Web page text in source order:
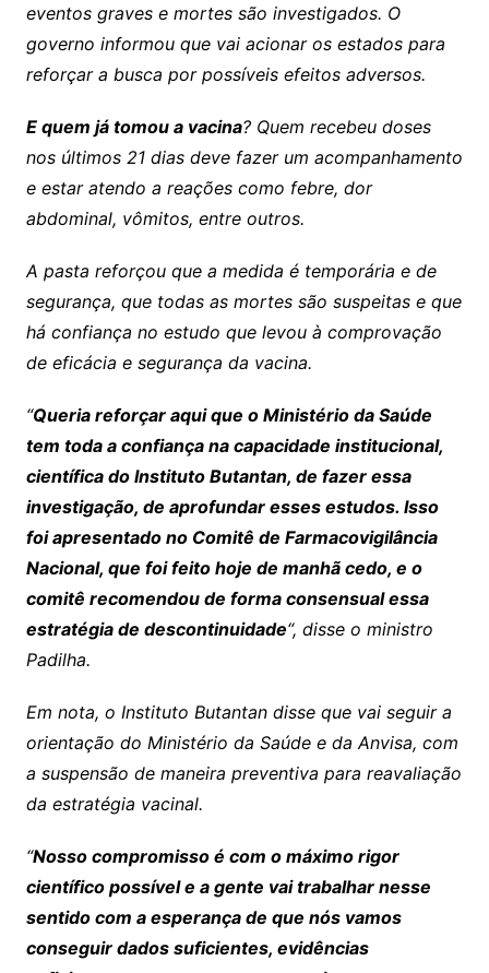
eventos graves e mortes são investigados. O
governo informou que vai acionar os estados para
reforçar a busca por possíveis efeitos adversos.
E quem já tomou a vacina? Quem recebeu doses
nos últimos 21 dias deve fazer um acompanhamento
e estar atendo a reações como febre, dor
abdominal, vômitos, entre outros.
A pasta reforçou que a medida é temporária e de
segurança, que todas as mortes são suspeitas e que
há confiança no estudo que levou à comprovação
de eficácia e segurança da vacina.
“Queria reforçar aqui que o Ministério da Saúde
tem toda a confiança na capacidade institucional,
científica do Instituto Butantan, de fazer essa
investigação, de aprofundar esses estudos. Isso
foi apresentado no Comitê de Farmacovigilância
Nacional, que foi feito hoje de manhã cedo, e o
comitê recomendou de forma consensual essa
estratégia de descontinuidade“, disse o ministro
Padilha.
Em nota, o Instituto Butantan disse que vai seguir a
orientação do Ministério da Saúde e da Anvisa, com
a suspensão de maneira preventiva para reavaliação
da estratégia vacinal.
“Nosso compromisso é com o máximo rigor
científico possível e a gente vai trabalhar nesse
sentido com a esperança de que nós vamos
conseguir dados suficientes, evidências